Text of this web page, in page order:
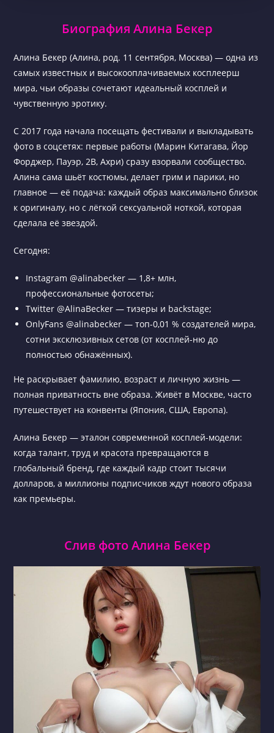
Биография Алина Бекер
Алина Бекер (Алина, род. 11 сентября, Москва) — одна из
самых известных и высокооплачиваемых косплеерш
мира, чьи образы сочетают идеальный косплей и
чувственную эротику.
С 2017 года начала посещать фестивали и выкладывать
фото в соцсетях: первые работы (Марин Китагава, Йор
Форджер, Пауэр, 2B, Ахри) сразу взорвали сообщество.
Алина сама шьёт костюмы, делает грим и парики, но
главное — её подача: каждый образ максимально близок
к оригиналу, но с лёгкой сексуальной ноткой, которая
сделала её звездой.
Сегодня:
Instagram @alinabecker — 1,8+ млн,
профессиональные фотосеты;
Twitter @AlinaBecker — тизеры и backstage;
OnlyFans @alinabecker — топ-0,01 % создателей мира,
сотни эксклюзивных сетов (от косплей-ню до
полностью обнажённых).
Не раскрывает фамилию, возраст и личную жизнь —
полная приватность вне образа. Живёт в Москве, часто
путешествует на конвенты (Япония, США, Европа).
Алина Бекер — эталон современной косплей-модели:
когда талант, труд и красота превращаются в
глобальный бренд, где каждый кадр стоит тысячи
долларов, а миллионы подписчиков ждут нового образа
как премьеры.
Слив фото Алина Бекер